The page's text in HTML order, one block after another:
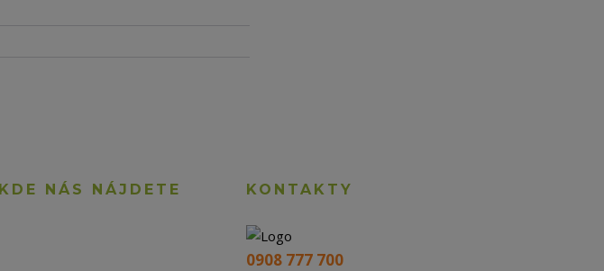
KDE NÁS NÁJDETE KONTAKTY
0908 777 700